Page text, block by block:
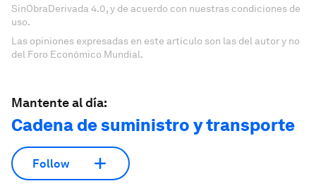
SinObraDerivada 4.0, y de acuerdo con nuestras condiciones de
uso.
Las opiniones expresadas en este artículo son las del autor y no
del Foro Económico Mundial.
Mantente al día:
Cadena de suministro y transporte
Follow